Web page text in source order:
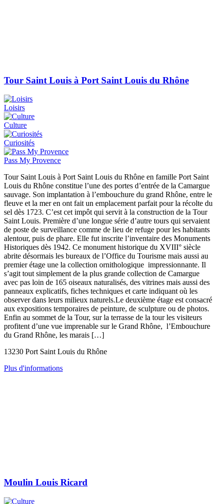
Tour Saint Louis à Port Saint Louis du Rhône
Loisirs
Culture
Curiosités
Pass My Provence
Tour Saint Louis à Port Saint Louis du Rhône en famille Port Saint
Louis du Rhône constitue l’une des portes d’entrée de la Camargue
sauvage. Son implantation à l’embouchure du grand Rhône, entre le
fleuve et la mer en ont fait un emplacement parfait pour la récolte du
sel dès 1723. C’est cet impôt qui servit à la construction de la Tour
Saint Louis. Première d’une longue série d’autre tours qui servaient
de poste de surveillance comme de lieu de refuge pour les habitants
alentour, puis de phare. Elle fut inscrite l’inventaire des Monuments
Historiques dès 1942. Ce monument historique du XVIII° siècle
abrite désormais les bureaux de l’Office du Tourisme mais aussi au
premier étage une la collection ornithologique impressionnante. Il
s’agit tout simplement de la plus grande collection de Camargue
avec pas loin de 165 oiseaux naturalisés, des vitrines mais aussi des
panneaux explicatifs, fiches techniques et carte indiquant où les
observer dans leurs milieux naturels.Le deuxième étage est consacré
aux expositions temporaires de peinture, de sculpture ou de photos.
Enfin au sommet de la Tour, sur la terrasse de la tour les visiteurs
profitent d’une vue imprenable sur le Grand Rhône, l’Embouchure
du Grand Rhône, les marais […]
13230 Port Saint Louis du Rhône
Plus d'informations
Moulin Louis Ricard